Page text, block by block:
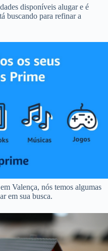
disponíveis alugar e é
buscando para refinar a
Valença, nós temos algumas
em sua busca.